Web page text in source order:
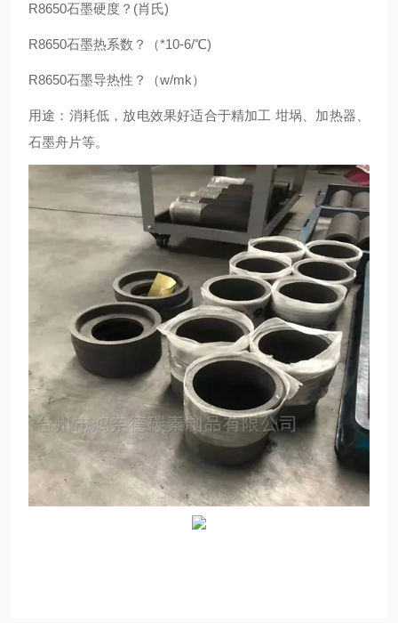
R8650石墨硬度？(肖氏)
R8650石墨热系数？（*10-6/℃)
R8650石墨导热性？（w/mk）
用途：消耗低，放电效果好适合于精加工 坩埚、加热器、
石墨舟片等。